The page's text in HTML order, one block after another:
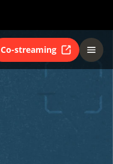
Co-streaming